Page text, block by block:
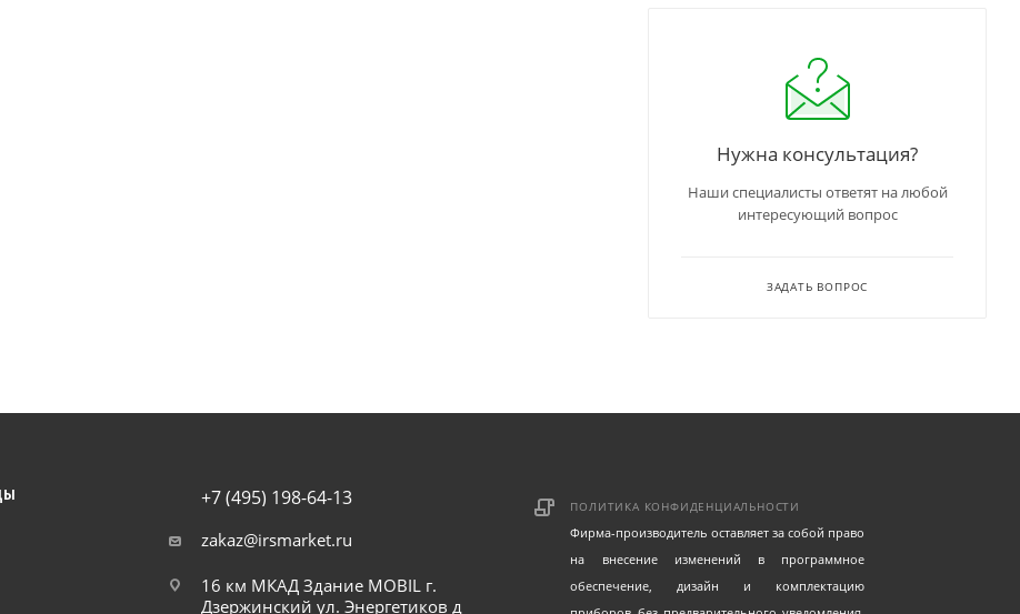
Нужна консультация?
Наши специалисты ответят на любой
интересующий вопрос
ЗАДАТЬ ВОПРОС
+7 (495) 198-64-13
zakaz@irsmarket.ru
16 км МКАД Здание MOBIL г.
Дзержинский ул. Энергетиков д
ПОЛИТИКА КОНФИДЕНЦИАЛЬНОСТИ
Фирма-производитель оставляет за собой право
на внесение изменений в программное
обеспечение, дизайн и комплектацию